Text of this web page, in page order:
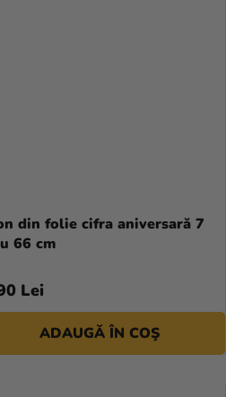
din folie cifra aniversară 7
66 cm
Lei
ADAUGĂ ÎN COŞ